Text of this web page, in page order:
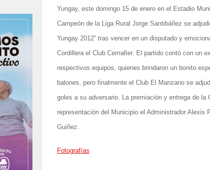
Yungay, este domingo 15 de enero en el Estadio
Campeón de la Liga Rural Jorge Santibáñez se
Yungay 2012” tras vencer en un disputado y
Cordillera el Club Cemafier. El partido contó con un
respectivos equipos, quienes brindaron un bonito
balones, pero finalmente el Club El Manzano se
goles a su adversario. La premiación y entrega de la
representación del Municipio el Administrador
Guiñez.
Fotografías